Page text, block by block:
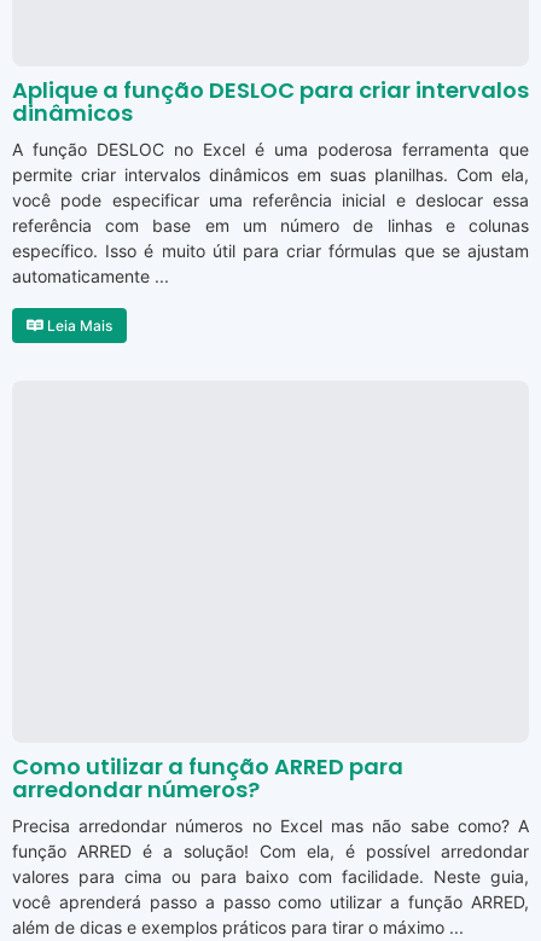
Aplique a função DESLOC para criar intervalos
dinâmicos
A função DESLOC no Excel é uma poderosa ferramenta que
permite criar intervalos dinâmicos em suas planilhas. Com ela,
você pode especificar uma referência inicial e deslocar essa
referência com base em um número de linhas e colunas
específico. Isso é muito útil para criar fórmulas que se ajustam
automaticamente ...
Leia Mais
Como utilizar a função ARRED para
arredondar números?
Precisa arredondar números no Excel mas não sabe como? A
função ARRED é a solução! Com ela, é possível arredondar
valores para cima ou para baixo com facilidade. Neste guia,
você aprenderá passo a passo como utilizar a função ARRED,
além de dicas e exemplos práticos para tirar o máximo ...